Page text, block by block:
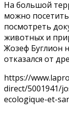
На большой
можно
посмотреть
животных и
Жозеф Буглион
отказался от
https://
direct/5001941/
ecologique-et-